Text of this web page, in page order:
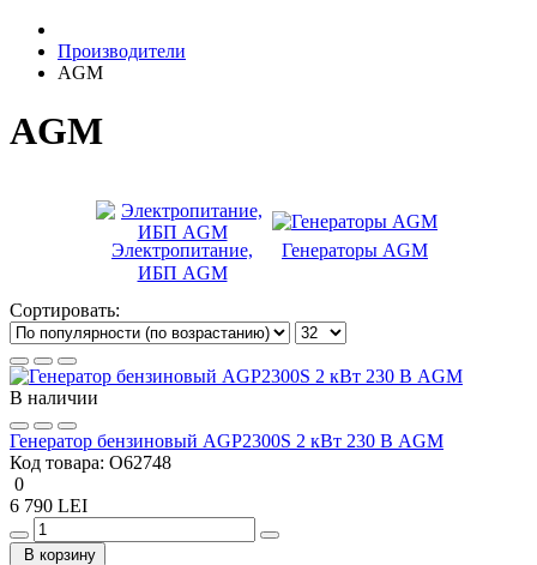
Производители
AGM
AGM
Электропитание,
ИБП AGM
Генераторы AGM
Сортировать:
В наличии
Генератор бензиновый AGP2300S 2 кВт 230 В AGM
Код товара: O62748
0
6 790 LEI
В корзину